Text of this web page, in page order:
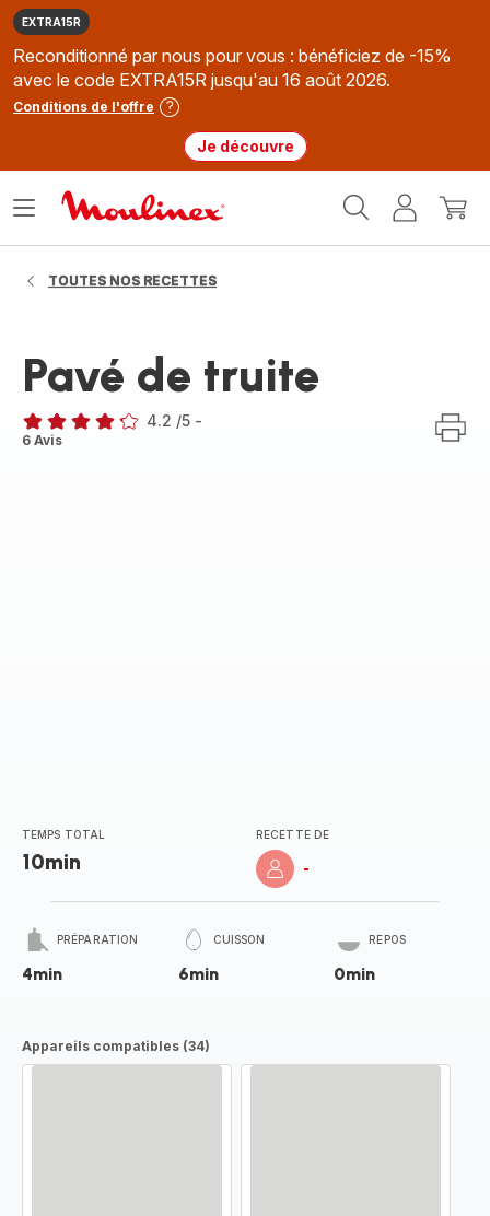
EXTRA15R
Reconditionné par nous pour vous : bénéficiez de -15%
avec le code EXTRA15R jusqu'au 16 août 2026.
Conditions de l'offre
Je découvre
MonMon
Ouvrir
TOUTES NOS RECETTES
Pavé de truite
ratings.4.2
4.2 /5 -
6 Avis
TEMPS TOTAL
10min
RECETTE DE
-
PRÉPARATION
4min
CUISSON
6min
REPOS
0min
Appareils compatibles (34)